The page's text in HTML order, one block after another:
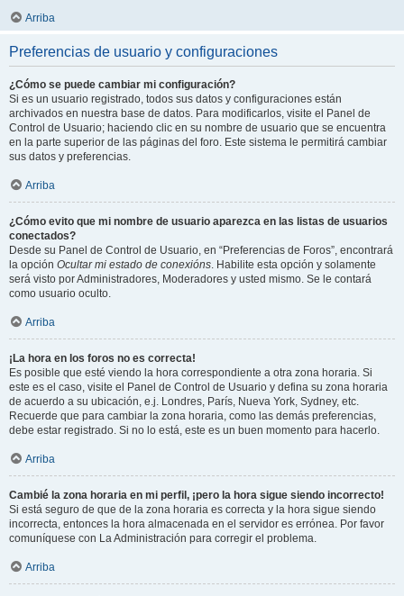
Arriba
Preferencias de usuario y configuraciones
¿Cómo se puede cambiar mi configuración?
Si es un usuario registrado, todos sus datos y configuraciones están
archivados en nuestra base de datos. Para modificarlos, visite el Panel de
Control de Usuario; haciendo clic en su nombre de usuario que se encuentra
en la parte superior de las páginas del foro. Este sistema le permitirá cambiar
sus datos y preferencias.
Arriba
¿Cómo evito que mi nombre de usuario aparezca en las listas de usuarios
conectados?
Desde su Panel de Control de Usuario, en “Preferencias de Foros”, encontrará
la opción Ocultar mi estado de conexións. Habilite esta opción y solamente
será visto por Administradores, Moderadores y usted mismo. Se le contará
como usuario oculto.
Arriba
¡La hora en los foros no es correcta!
Es posible que esté viendo la hora correspondiente a otra zona horaria. Si
este es el caso, visite el Panel de Control de Usuario y defina su zona horaria
de acuerdo a su ubicación, e.j. Londres, París, Nueva York, Sydney, etc.
Recuerde que para cambiar la zona horaria, como las demás preferencias,
debe estar registrado. Si no lo está, este es un buen momento para hacerlo.
Arriba
Cambié la zona horaria en mi perfil, ¡pero la hora sigue siendo incorrecto!
Si está seguro de que de la zona horaria es correcta y la hora sigue siendo
incorrecta, entonces la hora almacenada en el servidor es errónea. Por favor
comuníquese con La Administración para corregir el problema.
Arriba